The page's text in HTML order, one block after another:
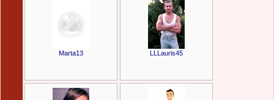
Marta13 LLLauris45